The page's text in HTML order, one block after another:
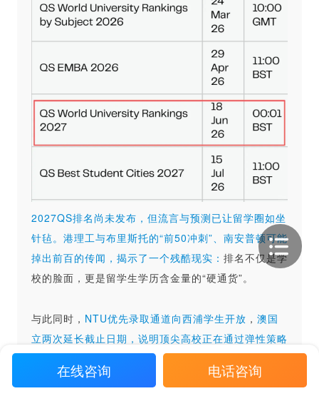
2027QS排名尚未发布，但流言与预测已让留学圈如坐
针毡。港理工与布里斯托的“前50冲刺”、南安普顿可能
掉出前百的传闻，揭示了一个残酷现实： 排名不仅是学
校的脸面，更是留学生学历含金量的“硬通货”。
与此同时， NTU优先录取通道向西浦学生开放 ， 澳国
立两次延长截止日期，说明顶尖高校正在通过弹性策略
在线咨询 电话咨询